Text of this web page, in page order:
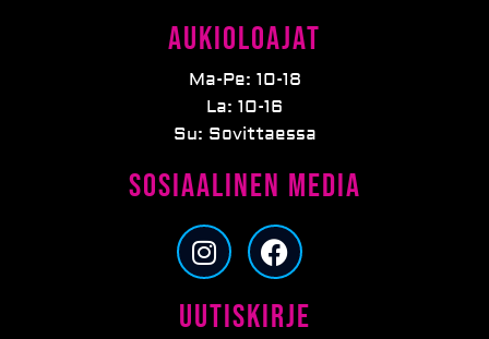
Aukioloajat
Ma-Pe: 10-18
La: 10-16
Su: Sovittaessa
Sosiaalinen media
I
n
t
F
a
e
Uutiskirje